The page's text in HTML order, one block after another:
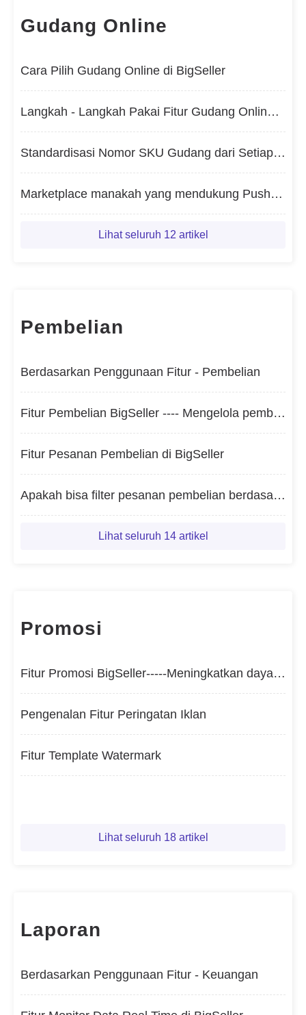
Gudang Online
Cara Pilih Gudang Online di BigSeller
Langkah - Langkah Pakai Fitur Gudang Online di BigSeller
Standardisasi Nomor SKU Gudang dari Setiap Gudang Online
Marketplace manakah yang mendukung Push Pesanan ke Gudang Online?
Lihat seluruh 12 artikel
Pembelian
Berdasarkan Penggunaan Fitur - Pembelian
Fitur Pembelian BigSeller ---- Mengelola pembelian menjadi efisien
Fitur Pesanan Pembelian di BigSeller
Apakah bisa filter pesanan pembelian berdasarkan Waktu Dibuat/Waktu Konfirmasi/Waktu Perkiraan Tiba?
Lihat seluruh 14 artikel
Promosi
Fitur Promosi BigSeller-----Meningkatkan daya saing toko
Pengenalan Fitur Peringatan Iklan
Fitur Template Watermark
Lihat seluruh 18 artikel
Laporan
Berdasarkan Penggunaan Fitur - Keuangan